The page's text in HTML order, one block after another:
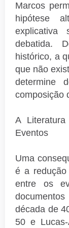
Marcos
hipótese
explicativa
debatida.
histórico, a
que não
determine
composição
A
Eventos
Uma
é a redução
entre os
década de
50 e